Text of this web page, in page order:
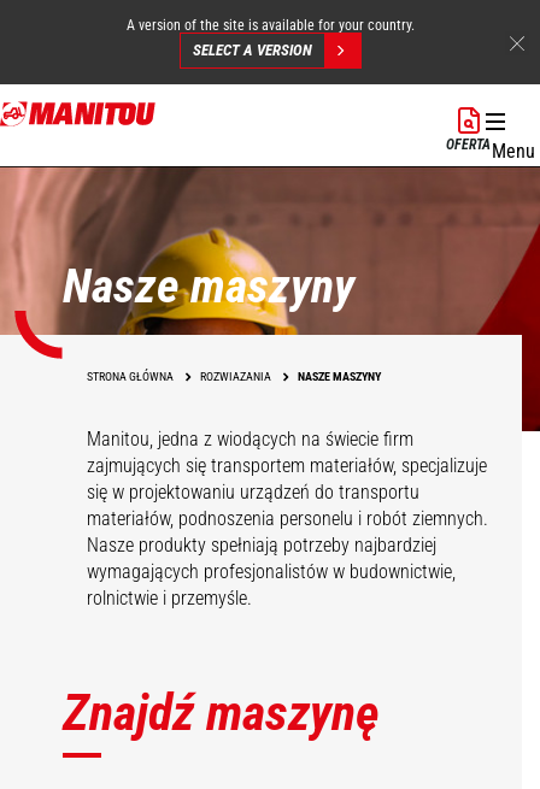
Przejdź
do
A version of the site is available for your country.
SELECT A VERSION
OFERTAMenu
Nasze maszyny
STRONA GŁÓWNA ROZWIAZANIA NASZE MASZYNY
Manitou, jedna z wiodących na świecie firm
zajmujących się transportem materiałów, specjalizuje
się w projektowaniu urządzeń do transportu
materiałów, podnoszenia personelu i robót ziemnych.
Nasze produkty spełniają potrzeby najbardziej
wymagających profesjonalistów w budownictwie,
rolnictwie i przemyśle.
Znajdź maszynę